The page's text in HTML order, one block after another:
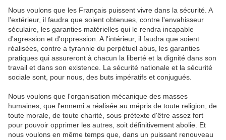
Nous voulons que les Français puissent vivre dans la sécurité. A
l'extérieur, il faudra que soient obtenues, contre l'envahisseur
séculaire, les garanties matérielles qui le rendra incapable
d'agression et d'oppression. A l'intérieur, il faudra que soient
réalisées, contre a tyrannie du perpétuel abus, les garanties
pratiques qui assureront à chacun la liberté et la dignité dans son
travail et dans son existence. La sécurité nationale et la sécurité
sociale sont, pour nous, des buts impératifs et conjugués.
Nous voulons que l'organisation mécanique des masses
humaines, que l'ennemi a réalisée au mépris de toute religion, de
toute morale, de toute charité, sous prétexte d'être assez fort
pour pouvoir opprimer les autres, soit définitivement abolie. Et
nous voulons en même temps que, dans un puissant renouveau